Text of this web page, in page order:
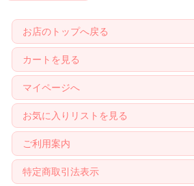
お店のトップへ戻る
カートを見る
マイページへ
お気に入りリストを見る
ご利用案内
特定商取引法表示